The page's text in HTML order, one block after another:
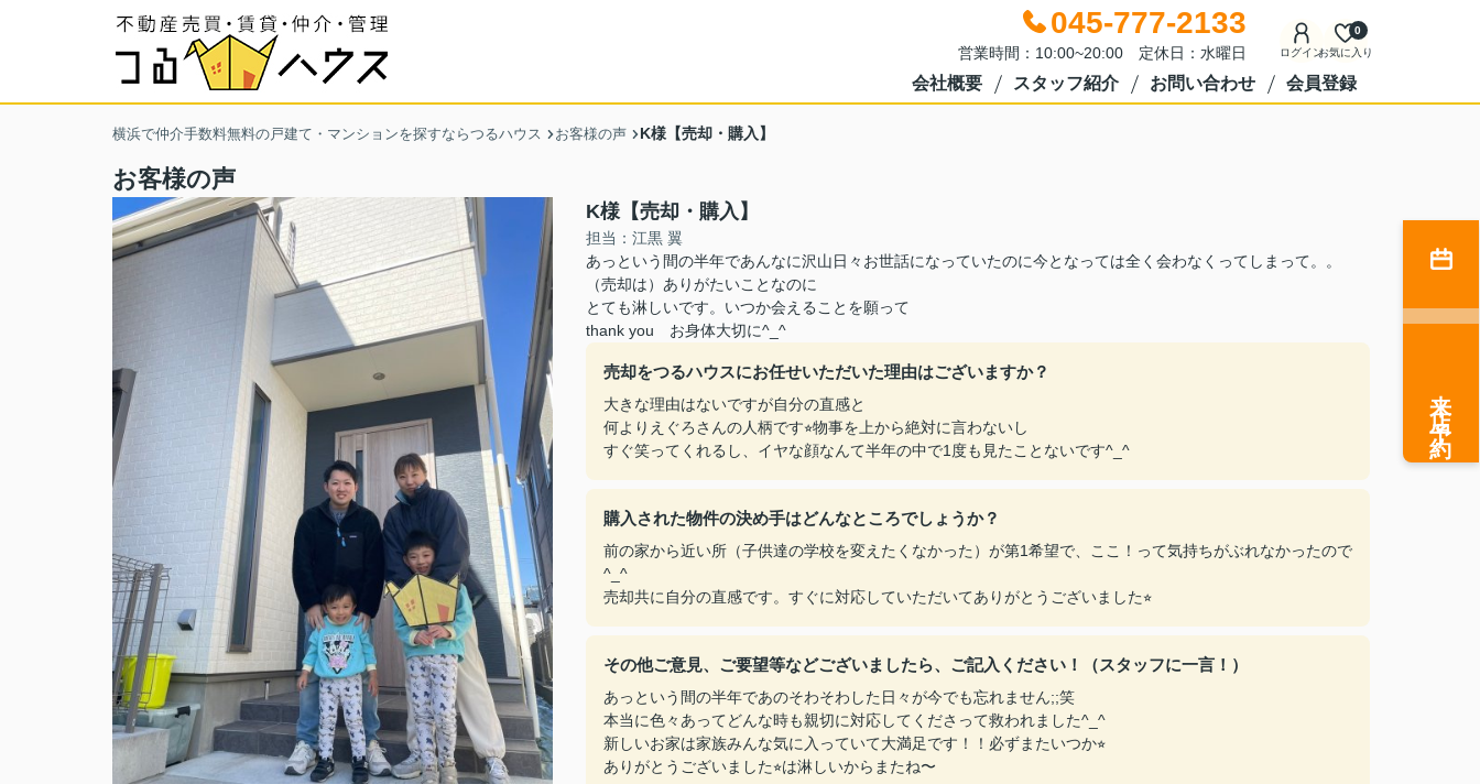
045-777-2133
営業時間：10:00~20:00 定休日：水曜日 ログインお気に入り
0
会社概要 スタッフ紹介 お問い合わせ 会員登録
横浜で仲介手数料無料の戸建て・マンションを探すならつるハウス お客様の声 K様【売却・購入】
お客様の声
K様【売却・購入】
担当：江黒 翼
あっという間の半年であんなに沢山日々お世話になっていたのに今となっては全く会わなくってしまって。。
（売却は）ありがたいことなのに
とても淋しいです。いつか会えることを願って
thank you お身体大切に^_^
売却をつるハウスにお任せいただいた理由はございますか？
大きな理由はないですが自分の直感と
何よりえぐろさんの人柄です⭐︎物事を上から絶対に言わないし
すぐ笑ってくれるし、イヤな顔なんて半年の中で1度も見たことないです^_^
購入された物件の決め手はどんなところでしょうか？
前の家から近い所（子供達の学校を変えたくなかった）が第1希望で、ここ！って気持ちがぶれなかったので
^_^
売却共に自分の直感です。すぐに対応していただいてありがとうございました⭐︎
その他ご意見、ご要望等などございましたら、ご記入ください！（スタッフに一言！）
あっという間の半年であのそわそわした日々が今でも忘れません;;笑
本当に色々あってどんな時も親切に対応してくださって救われました^_^
新しいお家は家族みんな気に入っていて大満足です！！必ずまたいつか⭐︎
ありがとうございました⭐︎は淋しいからまたね〜
来店予約